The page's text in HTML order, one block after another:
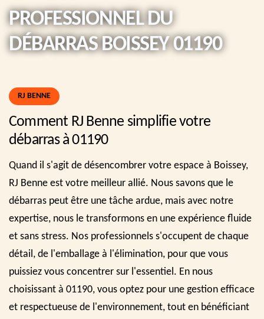
PROFESSIONNEL DU
DÉBARRAS BOISSEY 01190
RJ BENNE
Comment RJ Benne simplifie votre
débarras à 01190
Quand il s'agit de désencombrer votre espace à Boissey,
RJ Benne est votre meilleur allié. Nous savons que le
débarras peut être une tâche ardue, mais avec notre
expertise, nous le transformons en une expérience fluide
et sans stress. Nos professionnels s'occupent de chaque
détail, de l'emballage à l'élimination, pour que vous
puissiez vous concentrer sur l'essentiel. En nous
choisissant à 01190, vous optez pour une gestion efficace
et respectueuse de l'environnement, tout en bénéficiant